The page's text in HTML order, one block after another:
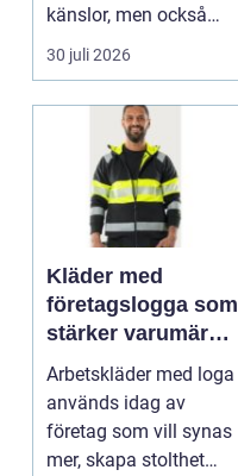
känslor, men också
praktiska beslut. En b...
30 juli 2026
Kläder med
företagslogga som
stärker varumärket
varje dag
Arbetskläder med loga
används idag av
företag som vill synas
mer, skapa stolthet